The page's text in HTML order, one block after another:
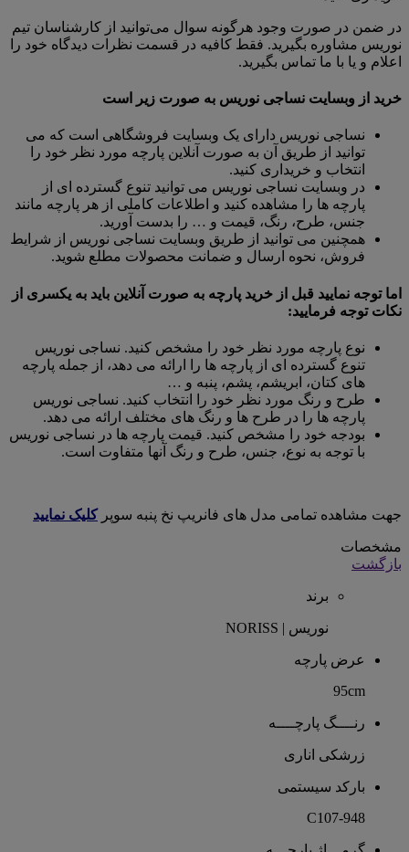
در ضمن در صورت وجود هرگونه سوال می‌توانید از کارشناسان تیم
نوریس مشاوره بگیرید. فقط کافیه در قسمت نظرات دیدگاه خود را
اعلام و یا با ما تماس بگیرید.
خرید از وبسایت نساجی نوریس به صورت زیر است
نساجی نوریس دارای یک وبسایت فروشگاهی است که می
توانید از طریق آن به صورت آنلاین پارچه مورد نظر خود را
انتخاب و خریداری کنید.
در وبسایت نساجی نوریس می توانید تنوع گسترده ای از
پارچه ها را مشاهده کنید و اطلاعات کاملی از هر پارچه مانند
جنس، طرح، رنگ، قیمت و … را بدست آورید.
همچنین می توانید از طریق وبسایت نساجی نوریس از شرایط
فروش، نحوه ارسال و ضمانت محصولات مطلع شوید.
اما توجه نمایید قبل از خرید پارچه به صورت آنلاین باید به یکسری از
نکات توجه فرمایید:
نوع پارچه مورد نظر خود را مشخص کنید. نساجی نوریس
تنوع گسترده ای از پارچه ها را ارائه می دهد، از جمله پارچه
های کتان، ابریشم، پشم، پنبه و …
طرح و رنگ مورد نظر خود را انتخاب کنید. نساجی نوریس
پارچه ها را در طرح ها و رنگ های مختلف ارائه می دهد.
بودجه خود را مشخص کنید. قیمت پارچه ها در نساجی نوریس
با توجه به نوع، جنس، طرح و رنگ آنها متفاوت است.
جهت مشاهده تمامی مدل های فانریپ نخ پنبه سوپرکلیک نمایید
مشخصات
بازگشت
برند
نوریس | NORISS
عرض پارچه
95cm
رنــــگ پارچــــه
زرشکی اناری
بارکد سیستمی
C107-948